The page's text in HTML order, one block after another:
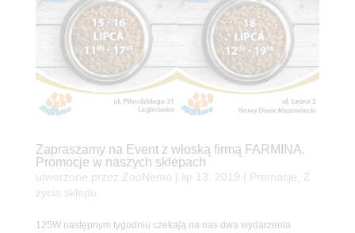
Zapraszamy na Event z włoską firmą FARMINA.
Promocje w naszych sklepach
utworzone przez ZooNemo lip 13, 2019 Promocje
Z
życia sklepu
125W następnym tygodniu czekają na nas dwa wydarzenia